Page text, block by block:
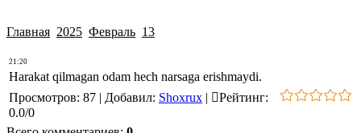
Главная 2025 Февраль 13
21:20
Harakat qilmagan odam hech narsaga erishmaydi.
Просмотров: 87 | Добавил: Shoxrux | Рейтинг:
0.0/0